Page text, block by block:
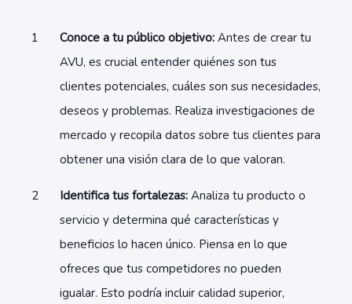
Conoce a tu público objetivo: Antes de crear tu
AVU, es crucial entender quiénes son tus
clientes potenciales, cuáles son sus necesidades,
deseos y problemas. Realiza investigaciones de
mercado y recopila datos sobre tus clientes para
obtener una visión clara de lo que valoran.
Identifica tus fortalezas: Analiza tu producto o
servicio y determina qué características y
beneficios lo hacen único. Piensa en lo que
ofreces que tus competidores no pueden
igualar. Esto podría incluir calidad superior,